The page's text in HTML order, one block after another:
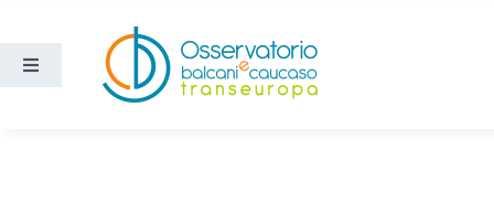
contenuto
Toggle